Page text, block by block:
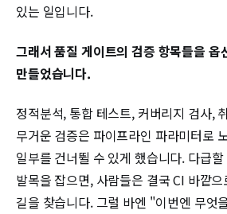
있는 일입니다.
그래서 품질 게이트의 검증 항목들을 옵
만들었습니다.
정적분석, 통합 테스트, 커버리지 검사,
무거운 검증은 파이프라인 파라미터로
일부를 건너뛸 수 있게 했습니다. 다급
발목을 잡으면, 사람들은 결국 CI 바깥
길을 찾습니다. 그럴 바엔 "이번엔 무엇